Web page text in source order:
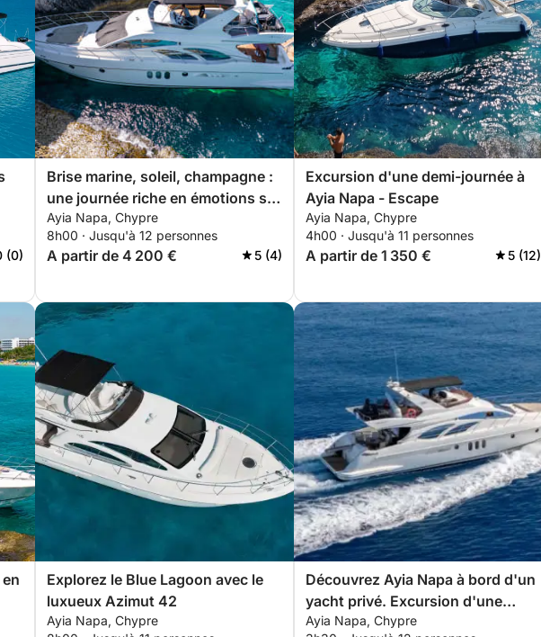
(0)
Brise marine, soleil, champagne :
une journée riche en émotions sur
un yacht privé
Ayia Napa, Chypre
8h00 · Jusqu'à 12 personnes
A partir de 4 200 € 5 (4)
Excursion d'une demi-journée à
Ayia Napa - Escape
Ayia Napa, Chypre
4h00 · Jusqu'à 11 personnes
A partir de 1 350 € 5 (12)
Explorez le Blue Lagoon avec le
luxueux Azimut 42
Ayia Napa, Chypre
Découvrez Ayia Napa à bord d'un
yacht privé. Excursion d'une
demi-journée.
Ayia Napa, Chypre